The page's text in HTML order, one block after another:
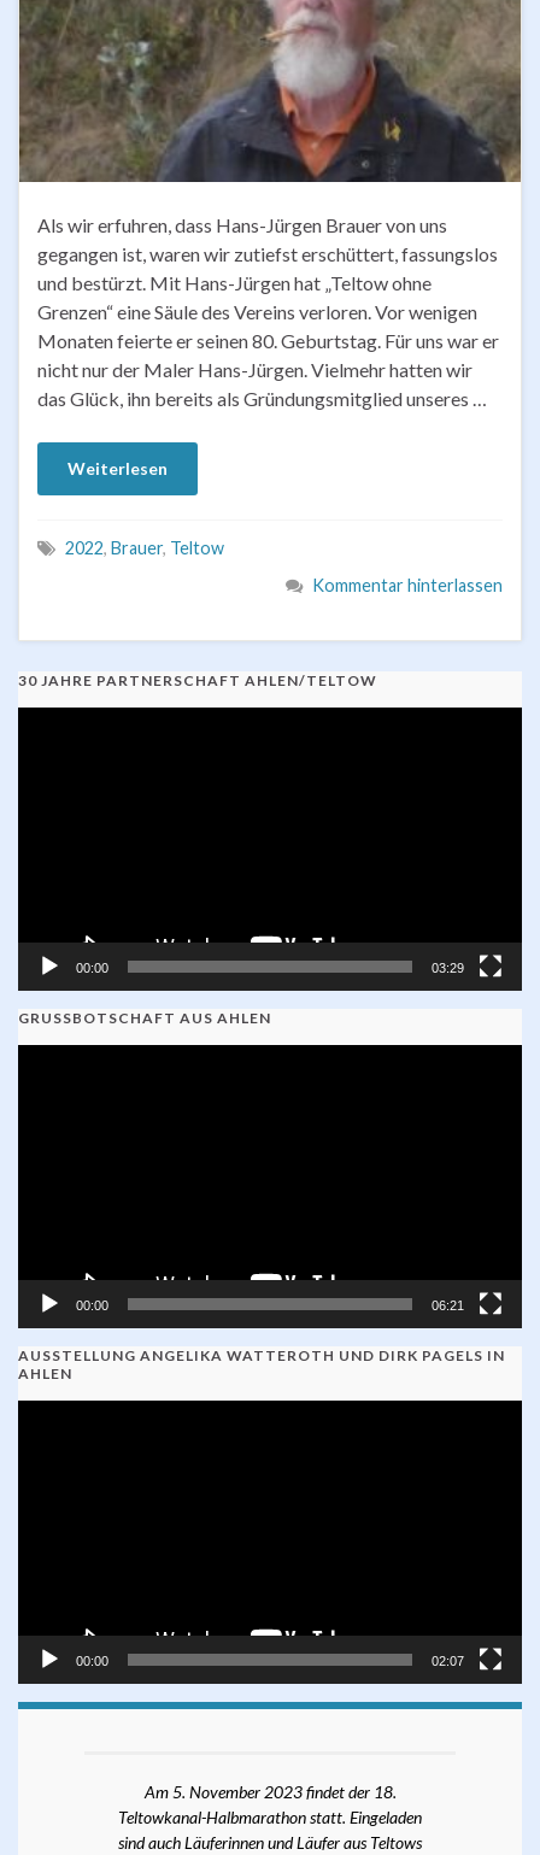
Als wir erfuhren, dass Hans-Jürgen Brauer von uns
gegangen ist, waren wir zutiefst erschüttert, fassungslos
und bestürzt. Mit Hans-Jürgen hat „Teltow ohne
Grenzen“ eine Säule des Vereins verloren. Vor wenigen
Monaten feierte er seinen 80. Geburtstag. Für uns war er
nicht nur der Maler Hans-Jürgen. Vielmehr hatten wir
das Glück, ihn bereits als Gründungsmitglied unseres …
Weiterlesen
2022, Brauer, Teltow
Kommentar hinterlassen
30 JAHRE PARTNERSCHAFT AHLEN/TELTOW
00:00 03:29
GRUSSBOTSCHAFT AUS AHLEN
00:00 06:21
AUSSTELLUNG ANGELIKA WATTEROTH UND DIRK PAGELS IN
AHLEN
00:00 02:07
Am 5. November 2023 findet der 18.
Teltowkanal-Halbmarathon statt. Eingeladen
sind auch Läuferinnen und Läufer aus Teltows